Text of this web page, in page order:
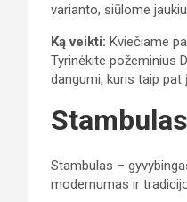
varianto, siūlome
Ką veikti: Kviečiame
Tyrinėkite požeminius
dangumi, kuris taip pat
Stambulas –
modernumas ir